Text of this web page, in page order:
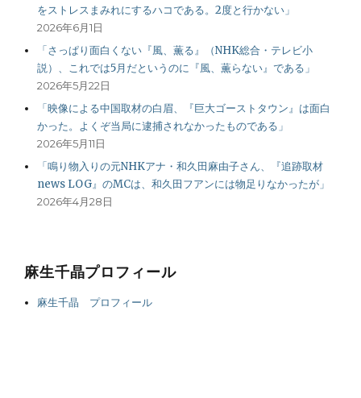
をストレスまみれにするハコである。2度と行かない」
2026年6月1日
「さっぱり面白くない『風、薫る』（NHK総合・テレビ小
説）、これでは5月だというのに『風、薫らない』である」
2026年5月22日
「映像による中国取材の白眉、『巨大ゴーストタウン』は面白
かった。よくぞ当局に逮捕されなかったものである」
2026年5月11日
「鳴り物入りの元NHKアナ・和久田麻由子さん、『追跡取材
news LOG』のMCは、和久田フアンには物足りなかったが」
2026年4月28日
麻生千晶プロフィール
麻生千晶 プロフィール